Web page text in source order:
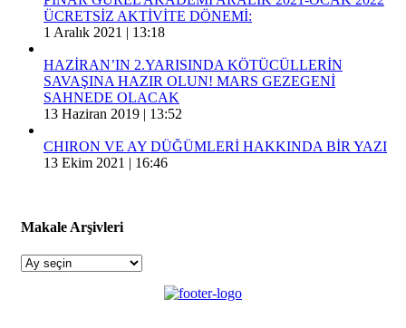
ÜCRETSİZ AKTİVİTE DÖNEMİ:
1 Aralık 2021 | 13:18
HAZİRAN’IN 2.YARISINDA KÖTÜCÜLLERİN
SAVAŞINA HAZIR OLUN! MARS GEZEGENİ
SAHNEDE OLACAK
13 Haziran 2019 | 13:52
CHIRON VE AY DÜĞÜMLERİ HAKKINDA BİR YAZI
13 Ekim 2021 | 16:46
Makale Arşivleri
Makale